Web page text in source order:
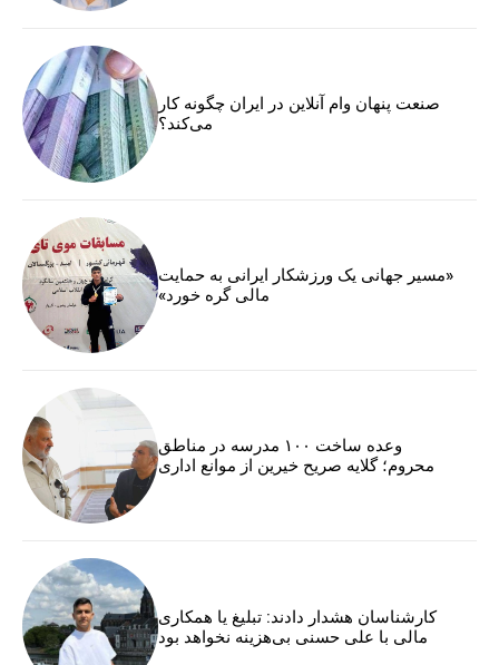
صنعت پنهان وام آنلاین در ایران چگونه کار
می‌کند؟
«مسیر جهانی یک ورزشکار ایرانی به حمایت
مالی گره خورد»
وعده ساخت ۱۰۰ مدرسه در مناطق
محروم؛ گلایه صریح خیرین از موانع اداری
کارشناسان هشدار دادند: تبلیغ یا همکاری
مالی با علی حسنی بی‌هزینه نخواهد بود